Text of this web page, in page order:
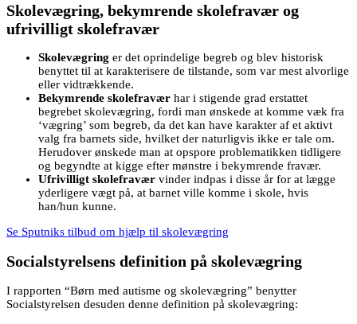
Skolevægring, bekymrende skolefravær og
ufrivilligt skolefravær
Skolevægring er det oprindelige begreb og blev historisk
benyttet til at karakterisere de tilstande, som var mest alvorlige
eller vidtrækkende.
Bekymrende skolefravær har i stigende grad erstattet
begrebet skolevægring, fordi man ønskede at komme væk fra
‘vægring’ som begreb, da det kan have karakter af et aktivt
valg fra barnets side, hvilket der naturligvis ikke er tale om.
Herudover ønskede man at opspore problematikken tidligere
og begyndte at kigge efter mønstre i bekymrende fravær.
Ufrivilligt skolefravær vinder indpas i disse år for at lægge
yderligere vægt på, at barnet ville komme i skole, hvis
han/hun kunne.
Se Sputniks tilbud om hjælp til skolevægring
Socialstyrelsens definition på skolevægring
I rapporten “Børn med autisme og skolevægring” benytter
Socialstyrelsen desuden denne definition på skolevægring: